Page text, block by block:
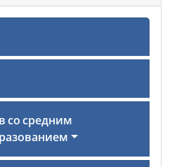
со средним